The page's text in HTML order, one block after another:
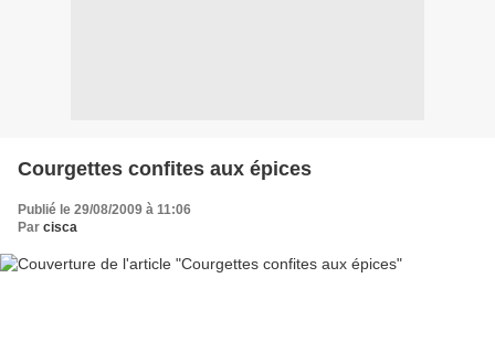
Courgettes confites aux épices
Publié le 29/08/2009 à 11:06
Par cisca